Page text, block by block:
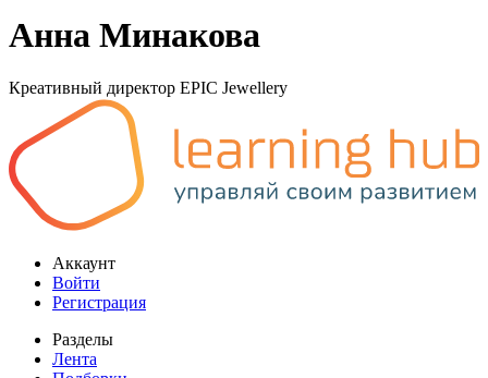
Анна Минакова
Креативный директор EPIC Jewellery
Аккаунт
Войти
Регистрация
Разделы
Лента